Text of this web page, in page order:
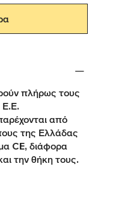
πλήρως τους
Ε.Ε.
από
της Ελλάδας
CE, διάφορα
την θήκη τους.